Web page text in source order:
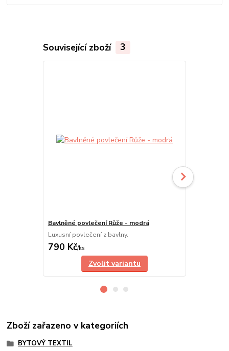
Související zboží 3
Bavlněné povlečení Růže - modrá
Luxusní povlečení z bavlny.
790 Kč/ks
Zvolit variantu
Zboží zařazeno v kategoriích
BYTOVÝ TEXTIL